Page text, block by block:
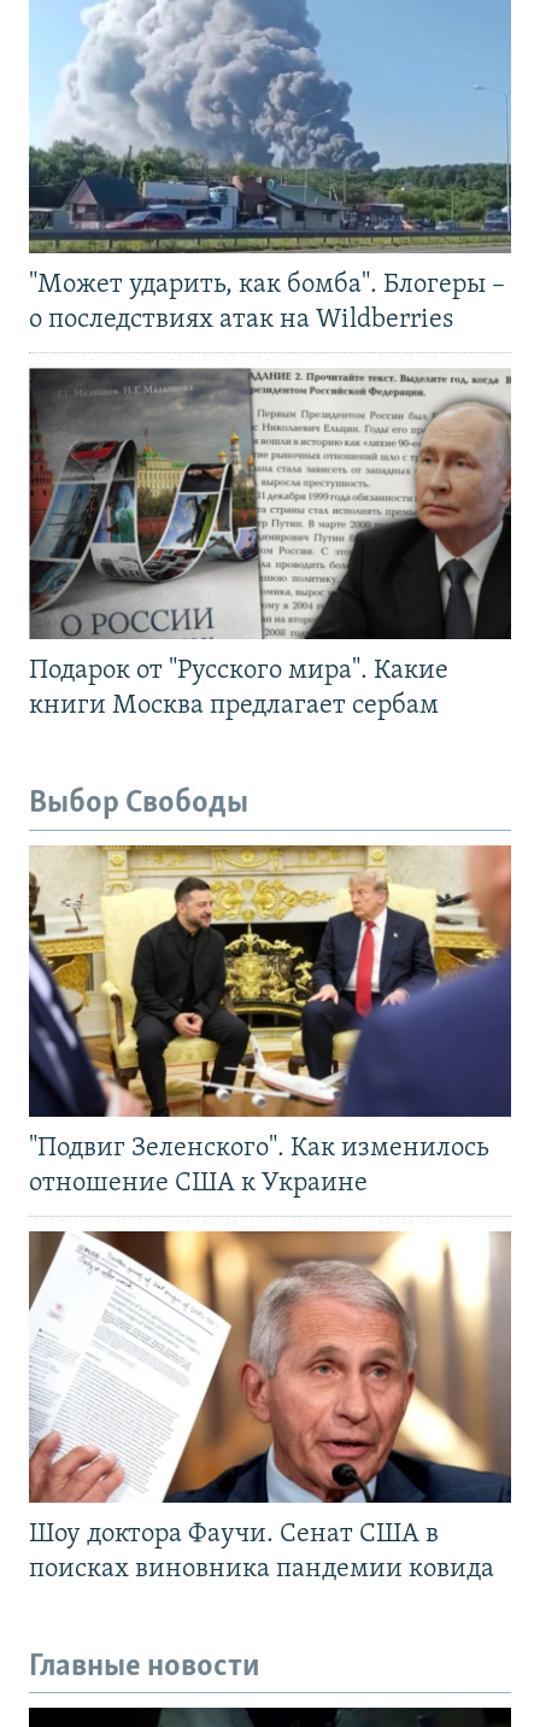
"Может ударить, как бомба". Блогеры –
о последствиях атак на Wildberries
Подарок от "Русского мира". Какие
книги Москва предлагает сербам
Выбор Свободы
"Подвиг Зеленского". Как изменилось
отношение США к Украине
Шоу доктора Фаучи. Сенат США в
поисках виновника пандемии ковида
Главные новости